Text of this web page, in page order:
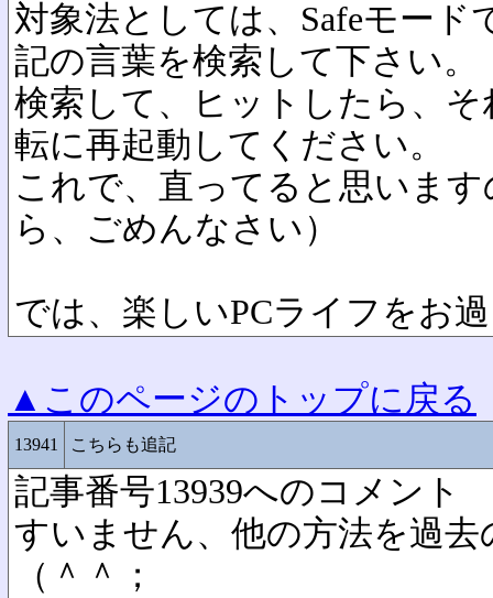
対象法としては、Safeモード
記の言葉を検索して下さい。
検索して、ヒットしたら、
転に再起動してください。
これで、直ってると思いま
ら、ごめんなさい）
では、楽しいPCライフをお
▲このページのトップに戻る
13941 こちらも追記
記事番号13939へのコメント
すいません、他の方法を過
（＾＾；